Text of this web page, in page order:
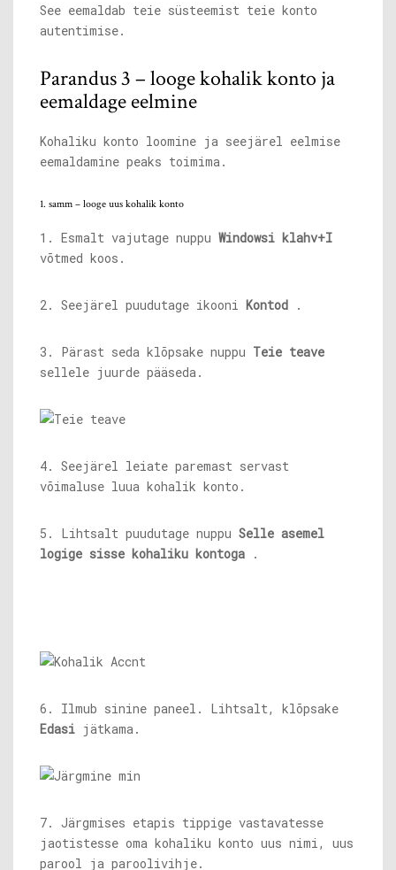
See eemaldab teie süsteemist teie konto
autentimise.
Parandus 3 – looge kohalik konto ja
eemaldage eelmine
Kohaliku konto loomine ja seejärel eelmise
eemaldamine peaks toimima.
1. samm – looge uus kohalik konto
1. Esmalt vajutage nuppu Windowsi klahv+I
võtmed koos.
2. Seejärel puudutage ikooni Kontod .
3. Pärast seda klõpsake nuppu Teie teave
sellele juurde pääseda.
4. Seejärel leiate paremast servast
võimaluse luua kohalik konto.
5. Lihtsalt puudutage nuppu Selle asemel
logige sisse kohaliku kontoga .
6. Ilmub sinine paneel. Lihtsalt, klõpsake
Edasi jätkama.
7. Järgmises etapis tippige vastavatesse
jaotistesse oma kohaliku konto uus nimi, uus
parool ja paroolivihje.